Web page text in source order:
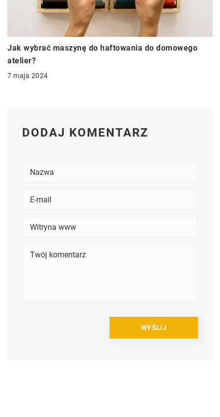
Jak wybrać maszynę do haftowania do domowego
atelier?
7 maja 2024
DODAJ KOMENTARZ